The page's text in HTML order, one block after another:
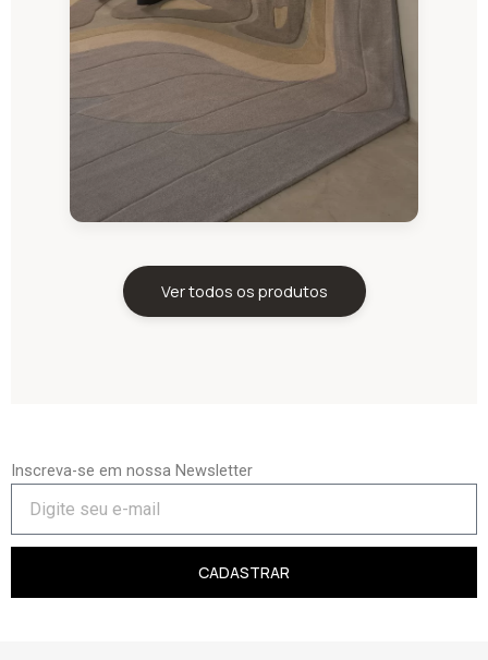
Ver todos os produtos
Inscreva-se em nossa Newsletter
CADASTRAR